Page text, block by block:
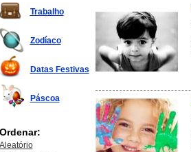
Trabalho
Zodíaco
Datas Festivas
Páscoa
Ordenar:
Aleatório